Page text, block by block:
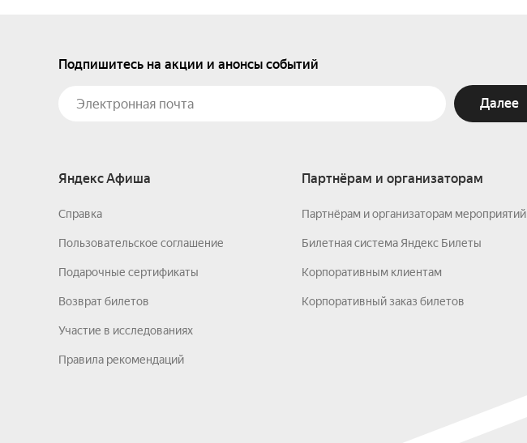
Подпишитесь на акции и анонсы событий
Далее
Яндекс Афиша
Справка
Пользовательское соглашение
Подарочные сертификаты
Возврат билетов
Участие в исследованиях
Правила рекомендаций
Партнёрам и организаторам
Партнёрам и организаторам мероприятий
Билетная система Яндекс Билеты
Корпоративным клиентам
Корпоративный заказ билетов